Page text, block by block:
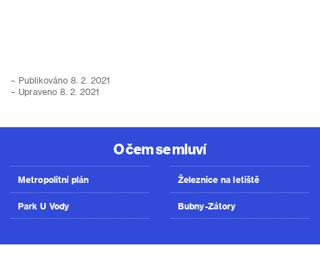
– Publikováno 8. 2. 2021
– Upraveno 8. 2. 2021
O čem se mluví
Metropolitní plán
Park U Vody
Železnice na letiště
Bubny-Zátory